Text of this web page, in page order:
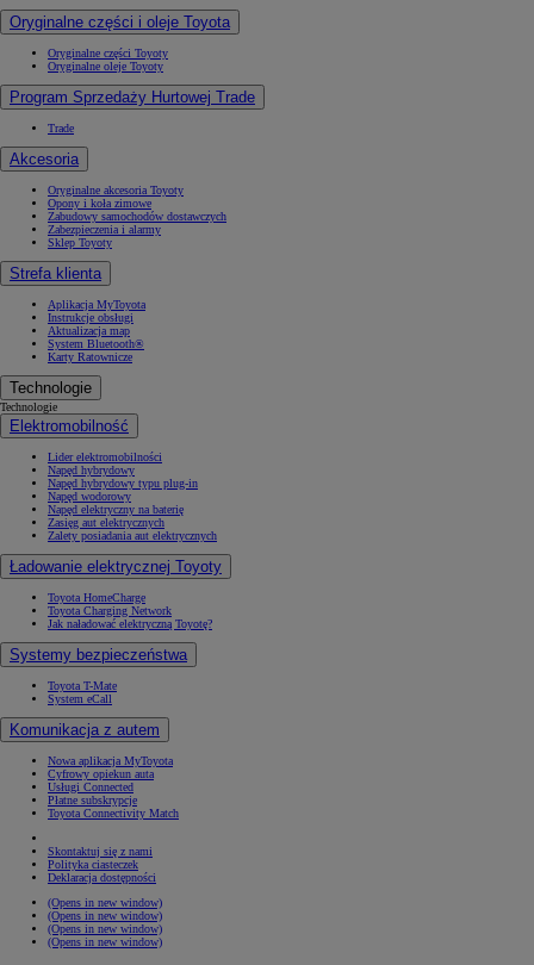
Oryginalne części i oleje Toyota
Oryginalne części Toyoty
Oryginalne oleje Toyoty
Program Sprzedaży Hurtowej Trade
Trade
Akcesoria
Oryginalne akcesoria Toyoty
Opony i koła zimowe
Zabudowy samochodów dostawczych
Zabezpieczenia i alarmy
Sklep Toyoty
Strefa klienta
Aplikacja MyToyota
Instrukcje obsługi
Aktualizacja map
System Bluetooth®
Karty Ratownicze
Technologie
Technologie
Elektromobilność
Lider elektromobilności
Napęd hybrydowy
Napęd hybrydowy typu plug-in
Napęd wodorowy
Napęd elektryczny na baterię
Zasięg aut elektrycznych
Zalety posiadania aut elektrycznych
Ładowanie elektrycznej Toyoty
Toyota HomeCharge
Toyota Charging Network
Jak naładować elektryczną Toyotę?
Systemy bezpieczeństwa
Toyota T-Mate
System eCall
Komunikacja z autem
Nowa aplikacja MyToyota
Cyfrowy opiekun auta
Usługi Connected
Płatne subskrypcje
Toyota Connectivity Match
Skontaktuj się z nami
Polityka ciasteczek
Deklaracja dostępności
(Opens in new window)
(Opens in new window)
(Opens in new window)
(Opens in new window)